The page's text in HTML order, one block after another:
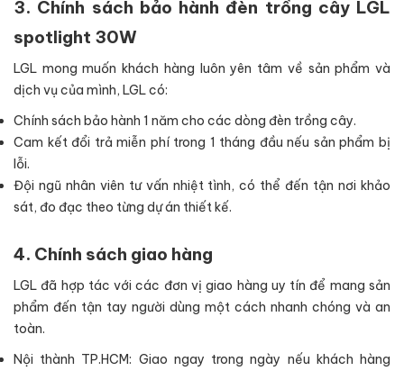
3. Chính sách bảo hành đèn trồng cây LGL
spotlight 30W
LGL mong muốn khách hàng luôn yên tâm về sản phẩm và
dịch vụ của mình, LGL có:
Chính sách bảo hành 1 năm cho các dòng đèn trồng cây.
Cam kết đổi trả miễn phí trong 1 tháng đầu nếu sản phẩm bị
lỗi.
Đội ngũ nhân viên tư vấn nhiệt tình, có thể đến tận nơi khảo
sát, đo đạc theo từng dự án thiết kế.
4. Chính sách giao hàng
LGL đã hợp tác với các đơn vị giao hàng uy tín để mang sản
phẩm đến tận tay người dùng một cách nhanh chóng và an
toàn.
Nội thành TP.HCM: Giao ngay trong ngày nếu khách hàng